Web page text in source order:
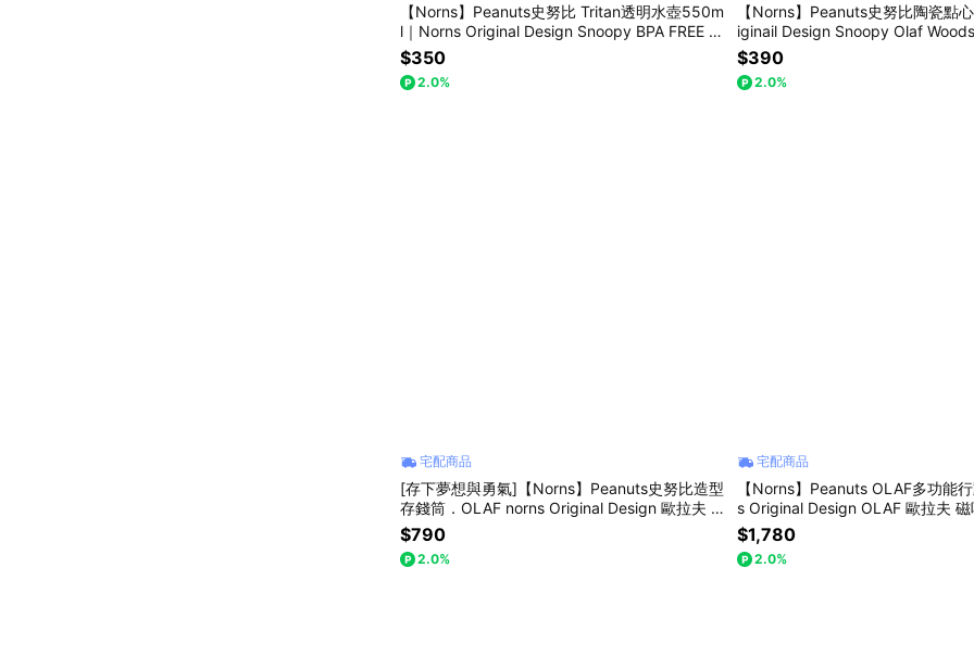
【Norns】Peanuts史努比 Tritan透明水壺550m
l｜Norns Original Design Snoopy BPA FREE 隨
身水瓶
$350
2.0%
【Norns】Peanuts史努比陶瓷點
iginail Design Snoopy Olaf
$390
2.0%
宅配商品
[存下夢想與勇氣]【Norns】Peanuts史努比造型
存錢筒．OLAF norns Original Design 歐拉夫 S
noopy
$790
2.0%
宅配商品
【Norns】Peanuts OLAF多功能
s Original Design OLAF 歐拉夫 磁
0000mAh萬能充 自帶線
$1,780
2.0%